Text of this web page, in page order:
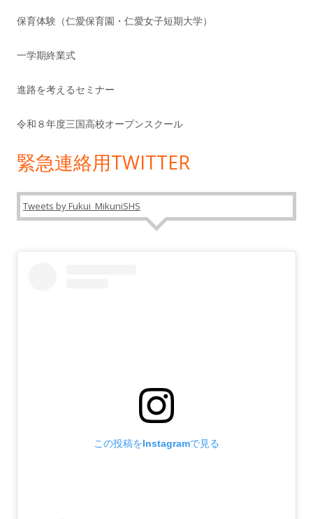
保育体験（仁愛保育園・仁愛女子短期大学）
一学期終業式
進路を考えるセミナー
令和８年度三国高校オープンスクール
緊急連絡用TWITTER
Tweets by Fukui_MikuniSHS
この投稿をInstagramで見る